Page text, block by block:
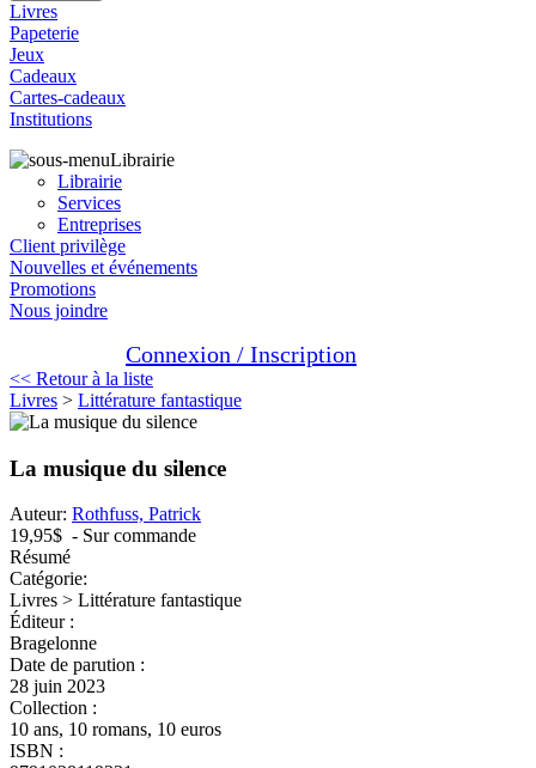
Livres
Papeterie
Jeux
Cadeaux
Cartes-cadeaux
Institutions
Librairie
Librairie
Services
Entreprises
Client privilège
Nouvelles et événements
Promotions
Nous joindre
Connexion / Inscription
<< Retour à la liste
Livres > Littérature fantastique
La musique du silence
Auteur: Rothfuss, Patrick
19,95$ - Sur commande
Résumé
Catégorie:
Livres > Littérature fantastique
Éditeur :
Bragelonne
Date de parution :
28 juin 2023
Collection :
10 ans, 10 romans, 10 euros
ISBN :